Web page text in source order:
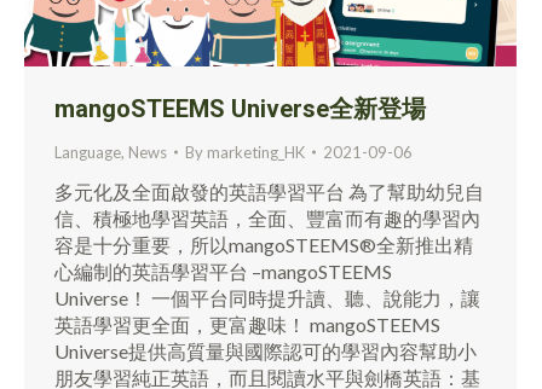
mangoSTEEMS Universe全新登場
Language, News By marketing_HK 2021-09-06
多元化及全面啟發的英語學習平台 為了幫助幼兒自
信、積極地學習英語，全面、豐富而有趣的學習內
容是十分重要，所以mangoSTEEMS®全新推出精
心編制的英語學習平台 –mangoSTEEMS
Universe！ 一個平台同時提升讀、聽、說能力，讓
英語學習更全面，更富趣味！ mangoSTEEMS
Universe提供高質量與國際認可的學習內容幫助小
朋友學習純正英語，而且閱讀水平與劍橋英語：基